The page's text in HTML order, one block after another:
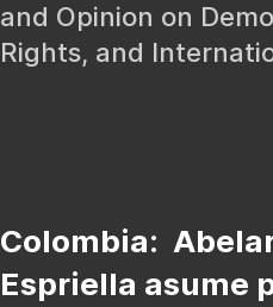
and Opinion on
Rights, and
Colombia:
Espriella asume